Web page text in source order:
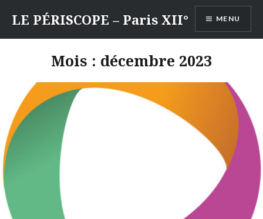
contenu
LE PÉRISCOPE – Paris XII° MENU
Mois : décembre 2023